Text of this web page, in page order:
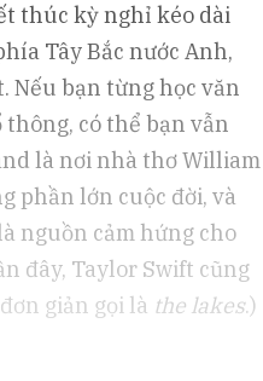
thúc kỳ nghỉ kéo dài
Tây Bắc nước Anh,
Nếu bạn từng học văn
có thể bạn vẫn
là nơi nhà thơ William
phần lớn cuộc đời, và
nguồn cảm hứng cho
đây, Taylor Swift cũng
giản gọi là the lakes.)